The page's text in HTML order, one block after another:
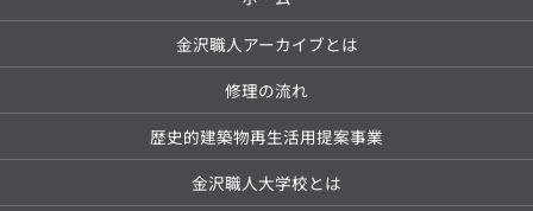
金沢職人アーカイブとは
修理の流れ
歴史的建築物再生活用提案事業
金沢職人大学校とは